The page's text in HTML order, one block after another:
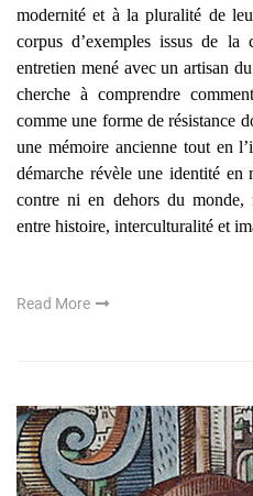
modernité et à la pluralité de
corpus d’exemples issus de la
entretien mené avec un artisan
cherche à comprendre
comme une forme de résistance
une mémoire ancienne tout en
démarche révèle une identité
contre ni en dehors du monde,
entre histoire, interculturalité et
Read More